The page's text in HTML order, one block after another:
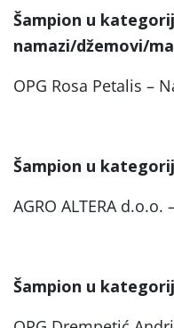
Šampion u
namazi/džemovi/
OPG Rosa Petalis –
Šampion u
AGRO ALTERA
Šampion u